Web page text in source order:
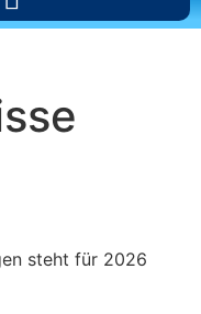
steht für 2026